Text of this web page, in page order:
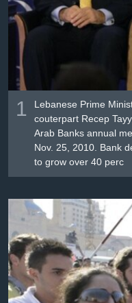
Լեզուներ
1
Lebanese Prime
couterpart Recep
Arab Banks annual
Nov. 25, 2010. Bank
to grow over 40 perc